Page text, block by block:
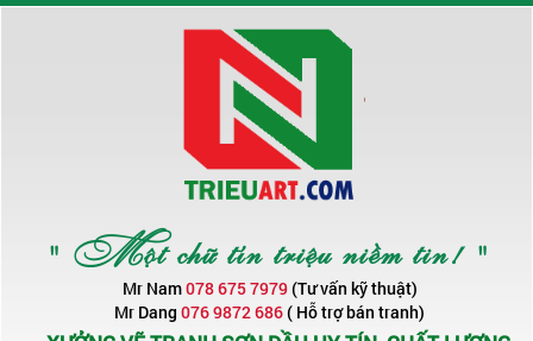
" Một chữ tín triệu niềm tin! "
Mr Nam078 675 7979(Tư vấn kỹ thuật)
Mr Dang 076 9872 686( Hỗ trợ bán tranh)